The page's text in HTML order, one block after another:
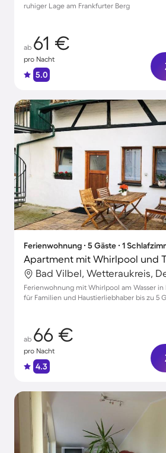
ruhiger Lage am Frankfurter Berg
ab 61 €
pro Nacht
5.0
Ferienwohnung ∙ 5 Gäste ∙ 1
Apartment mit Whirlpool und
Bad Vilbel, Wetteraukreis,
Ferienwohnung mit Whirlpool am Wasser
für Familien und Haustierliebhaber bis zu 5
ab 66 €
pro Nacht
4.3